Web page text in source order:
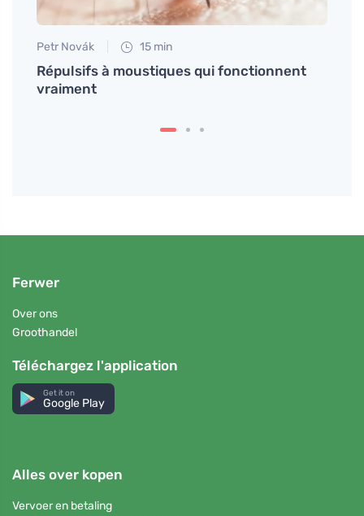
Petr Novák 15 min
Répulsifs à moustiques qui fonctionnent
vraiment
Ferwer
Over ons
Groothandel
Téléchargez l'application
Get it on
Google Play
Alles over kopen
Vervoer en betaling